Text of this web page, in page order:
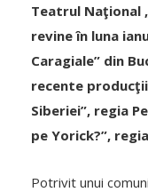
Teatrul Naţional
revine în luna
Caragiale” din
recente
Siberiei”, regia
pe Yorick?”,
Potrivit unui